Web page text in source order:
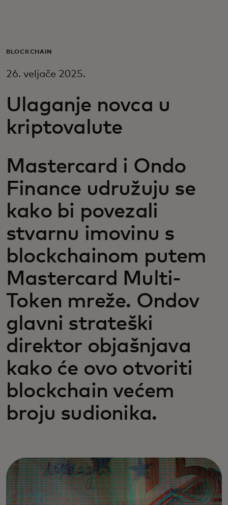
Za poslovanje
Za inovatore
BLOCKCHAIN
26. veljače 2025.
Ulaganje novca u
kriptovalute
Mastercard i Ondo
Finance udružuju se
kako bi povezali
stvarnu imovinu s
blockchainom putem
Mastercard Multi-
Token mreže. Ondov
glavni strateški
direktor objašnjava
kako će ovo otvoriti
blockchain većem
broju sudionika.